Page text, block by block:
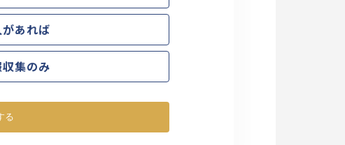
あれば
集のみ
る